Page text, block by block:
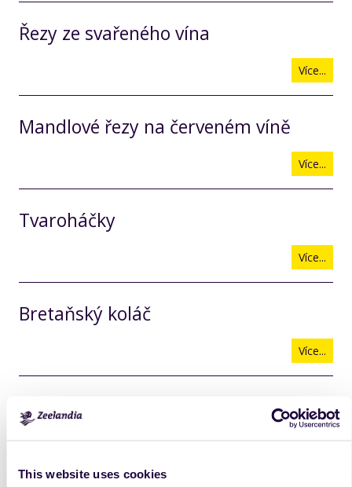
This website uses cookies
Řezy ze svařeného vína
Více...
Mandlové řezy na červeném víně
Více...
Tvaroháčky
Více...
Bretaňský koláč
Více...
Ořechovník (Směs na ořechovník)